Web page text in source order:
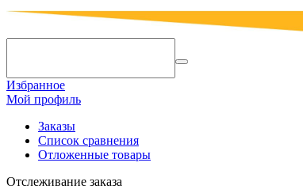
Избранное
Мой профиль
Заказы
Список сравнения
Отложенные товары
Отслеживание заказа